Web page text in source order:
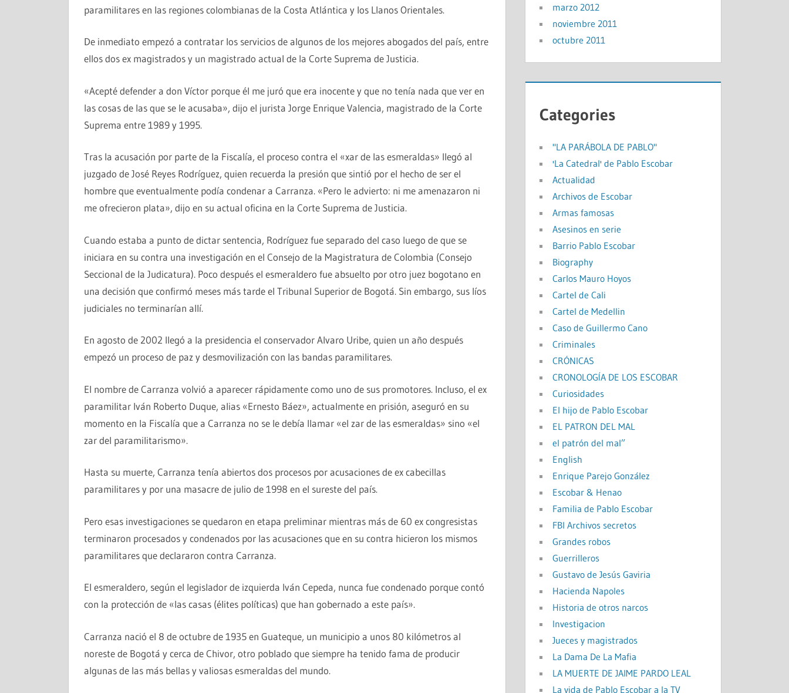
paramilitares en las regiones colombianas de la Costa Atlántica y los Llanos Orientales.
De inmediato empezó a contratar los servicios de algunos de los mejores abogados del país, entre
ellos dos ex magistrados y un magistrado actual de la Corte Suprema de Justicia.
«Acepté defender a don Víctor porque él me juró que era inocente y que no tenía nada que ver en
las cosas de las que se le acusaba», dijo el jurista Jorge Enrique Valencia, magistrado de la Corte
Suprema entre 1989 y 1995.
Tras la acusación por parte de la Fiscalía, el proceso contra el «xar de las esmeraldas» llegó al
juzgado de José Reyes Rodríguez, quien recuerda la presión que sintió por el hecho de ser el
hombre que eventualmente podía condenar a Carranza. «Pero le advierto: ni me amenazaron ni
me ofrecieron plata», dijo en su actual oficina en la Corte Suprema de Justicia.
Cuando estaba a punto de dictar sentencia, Rodríguez fue separado del caso luego de que se
iniciara en su contra una investigación en el Consejo de la Magistratura de Colombia (Consejo
Seccional de la Judicatura). Poco después el esmeraldero fue absuelto por otro juez bogotano en
una decisión que confirmó meses más tarde el Tribunal Superior de Bogotá. Sin embargo, sus líos
judiciales no terminarían allí.
En agosto de 2002 llegó a la presidencia el conservador Alvaro Uribe, quien un año después
empezó un proceso de paz y desmovilización con las bandas paramilitares.
El nombre de Carranza volvió a aparecer rápidamente como uno de sus promotores. Incluso, el ex
paramilitar Iván Roberto Duque, alias «Ernesto Báez», actualmente en prisión, aseguró en su
momento en la Fiscalía que a Carranza no se le debía llamar «el zar de las esmeraldas» sino «el
zar del paramilitarismo».
Hasta su muerte, Carranza tenía abiertos dos procesos por acusaciones de ex cabecillas
paramilitares y por una masacre de julio de 1998 en el sureste del país.
Pero esas investigaciones se quedaron en etapa preliminar mientras más de 60 ex congresistas
terminaron procesados y condenados por las acusaciones que en su contra hicieron los mismos
paramilitares que declararon contra Carranza.
El esmeraldero, según el legislador de izquierda Iván Cepeda, nunca fue condenado porque contó
con la protección de «las casas (élites políticas) que han gobernado a este país».
Carranza nació el 8 de octubre de 1935 en Guateque, un municipio a unos 80 kilómetros al
noreste de Bogotá y cerca de Chivor, otro poblado que siempre ha tenido fama de producir
algunas de las más bellas y valiosas esmeraldas del mundo.
marzo 2012
noviembre 2011
octubre 2011
Categories
"LA PARÁBOLA DE PABLO"
'La Catedral' de Pablo Escobar
Actualidad
Archivos de Escobar
Armas famosas
Asesinos en serie
Barrio Pablo Escobar
Biography
Carlos Mauro Hoyos
Cartel de Cali
Cartel de Medellin
Caso de Guillermo Cano
Criminales
CRÓNICAS
CRONOLOGÍA DE LOS ESCOBAR
Curiosidades
El hijo de Pablo Escobar
EL PATRON DEL MAL
el patrón del mal”
English
Enrique Parejo González
Escobar & Henao
Familia de Pablo Escobar
FBI Archivos secretos
Grandes robos
Guerrilleros
Gustavo de Jesús Gaviria
Hacienda Napoles
Historia de otros narcos
Investigacion
Jueces y magistrados
La Dama De La Mafia
LA MUERTE DE JAIME PARDO LEAL
La vida de Pablo Escobar a la TV